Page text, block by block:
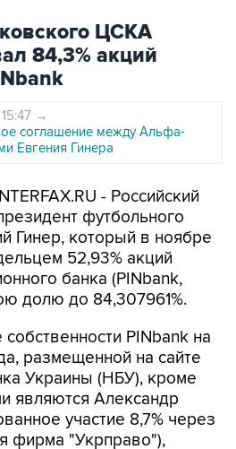
ЦСКА
84,3% акций
→
соглашение между Альфа-
Евгения Гинера
- Российский
футбольного
Гинер, который в ноябре
52,93% акций
банка (PINbank,
долю до 84,307961%.
собственности PINbank на
размещенной на сайте
Украины (НБУ), кроме
являются Александр
участие 8,7% через
"Укрправо"),